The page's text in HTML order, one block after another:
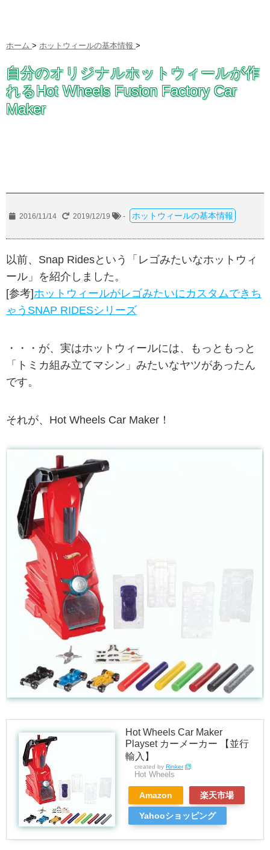
ホーム > ホットウィールの基本情報 >
自分のオリジナルホットウィールが作
れるHot Wheels Fusion Factory Car
Maker
2016/11/14 2019/12/19 - ホットウィールの基本情報
以前、Snap Ridesという「レゴみたいなホットウィ
ール」を紹介しました。
[参考]ホットウィールがレゴみたいにカスタムできち
ゃうSNAP RIDESシリーズ
・・・が、実はホットウィールには、もっともっと
「トミカ組み立てマシン」みたいなヤツがあったん
です。
それが、Hot Wheels Car Maker！
Hot Wheels Car Maker
Playset カーメーカー 【並行
輸入】
created by Rinker
Hot Wheels
Amazon 楽天市場
Yahooショッピング